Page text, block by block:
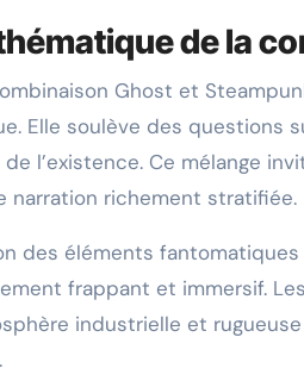
de la
Ghost et
Elle soulève des questions
l’existence. Ce mélange
narration richement stratifiée.
des éléments
frappant et immersif.
industrielle et